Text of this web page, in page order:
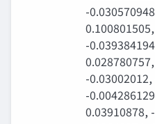
-
-
-
-
0.03910878,